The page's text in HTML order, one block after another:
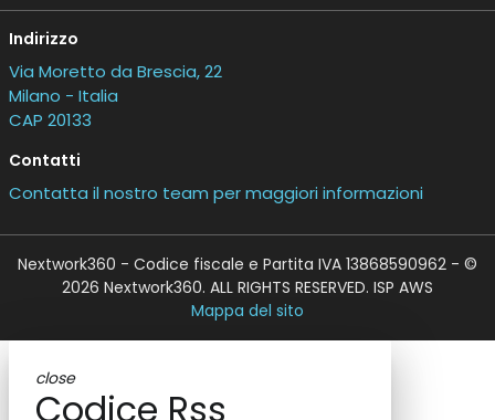
Indirizzo
Via Moretto da Brescia, 22
Milano - Italia
CAP 20133
Contatti
Contatta il nostro team per maggiori informazioni
Nextwork360 - Codice fiscale e Partita IVA 13868590962 - ©
2026 Nextwork360. ALL RIGHTS RESERVED. ISP AWS
Mappa del sito
close
Codice Rss